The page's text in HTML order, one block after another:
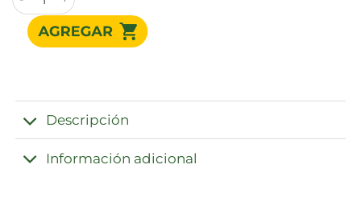
Descripción
Información adicional